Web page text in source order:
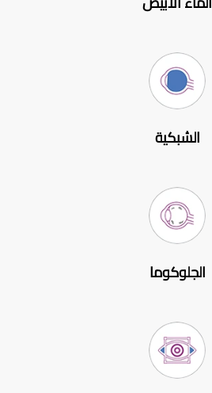
الشبكية
الجلوكوما